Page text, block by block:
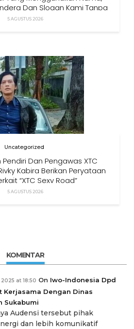
Dan Slogan Kami Tanpa
Izin”
5 AGUSTUS 2026
Uncategorized
Dan Pengawas XTC
Kabira Berikan Peryataan
“XTC Sexy Road”
5 AGUSTUS 2026
KOMENTAR
at 18:50 On Iwo-Indonesia Dpd
Kerjasama Dengan Dinas
Sukabumi
Audensi tersebut pihak
dan lebih komunikatif